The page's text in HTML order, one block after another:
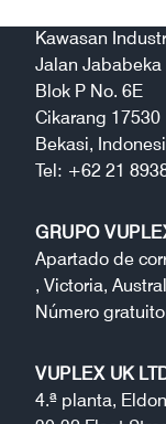
Kawasan
Jalan Jababeka
Blok P No. 6E
Cikarang 17530
Bekasi,
Tel: +62 21
GRUPO
Apartado de
, Victoria,
Número
VUPLEX UK
4.ª planta,